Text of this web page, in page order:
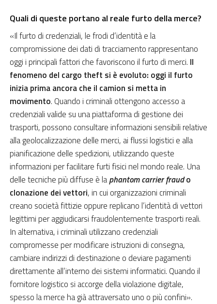
Quali di queste portano al reale furto della merce?
«Il furto di credenziali, le frodi d’identità e la
compromissione dei dati di tracciamento rappresentano
oggi i principali fattori che favoriscono il furto di merci. Il
fenomeno del cargo theft si è evoluto: oggi il furto
inizia prima ancora che il camion si metta in
movimento. Quando i criminali ottengono accesso a
credenziali valide su una piattaforma di gestione dei
trasporti, possono consultare informazioni sensibili relative
alla geolocalizzazione delle merci, ai flussi logistici e alla
pianificazione delle spedizioni, utilizzando queste
informazioni per facilitare furti fisici nel mondo reale. Una
delle tecniche più diffuse è laphantom carrier fraudo
clonazione dei vettori, in cui organizzazioni criminali
creano società fittizie oppure replicano l’identità di vettori
legittimi per aggiudicarsi fraudolentemente trasporti reali.
In alternativa, i criminali utilizzano credenziali
compromesse per modificare istruzioni di consegna,
cambiare indirizzi di destinazione o deviare pagamenti
direttamente all’interno dei sistemi informatici. Quando il
fornitore logistico si accorge della violazione digitale,
spesso la merce ha già attraversato uno o più confini».